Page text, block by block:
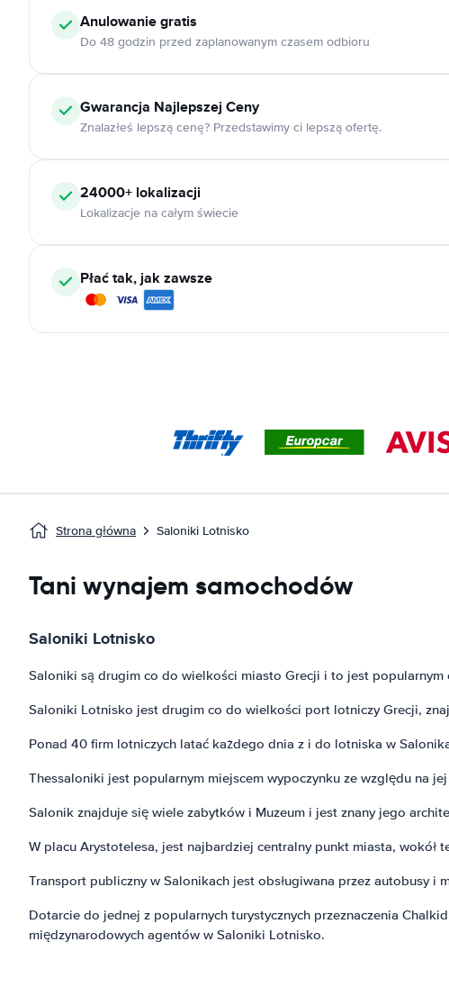
Anulowaniegratis
Do 48 godzin przed zaplanowanym czasem odbioru
Gwarancja Najlepszej Ceny
Znalazłeś lepszą cenę? Przedstawimy ci lepszą ofertę.
24000+ lokalizacji
Lokalizacje na całym świecie
Płać tak, jak zawsze
Strona główna Saloniki Lotnisko
Tani wynajem samochodów
Saloniki Lotnisko
Saloniki są drugim co do wielkości miasto Grecji i to jest popularnym
Saloniki Lotnisko jest drugim co do wielkości port lotniczy Grecji,
Ponad 40 firm lotniczych latać każdego dnia z i do lotniska w
Thessaloniki jest popularnym miejscem wypoczynku ze względu na
Salonik znajduje się wiele zabytków i Muzeum i jest znany jego
W placu Arystotelesa, jest najbardziej centralny punkt miasta, wokół
Transport publiczny w Salonikach jest obsługiwana przez autobusy
Dotarcie do jednej z popularnych turystycznych przeznaczenia
międzynarodowych agentów w Saloniki Lotnisko.